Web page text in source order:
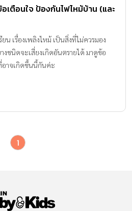
เตือนใจ ป้องกันไฟไหม้บ้าน (และ
น เรื่องเพลิงไหม้ เป็นสิ่งที่ไม่ควรมอง
ชนิดจะเสี่ยงเกิดอันตรายได้ มาดูข้อ
อาจเกิดขึ้นนี้กันค่ะ
1